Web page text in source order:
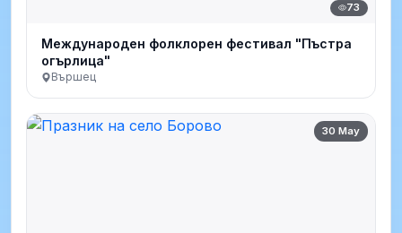
73
Международен фолклорен фестивал "Пъстра
огърлица"
Вършец
30 May